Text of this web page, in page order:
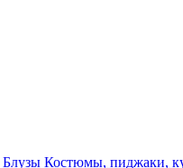
Блузы Костюмы, пиджаки,